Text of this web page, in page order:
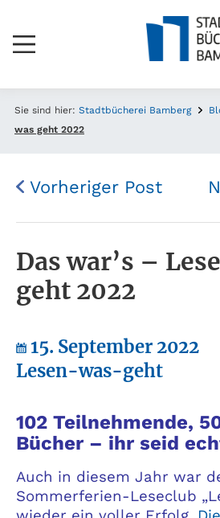
Sie sind hier: Stadtbücherei Bamberg
was geht 2022
Vorheriger Post
Das war’s –
geht 2022
15. September 2022
Lesen-was-geht
102 Teilnehmende,
Bücher – ihr seid
Auch in diesem Jahr war
Sommerferien-Leseclub